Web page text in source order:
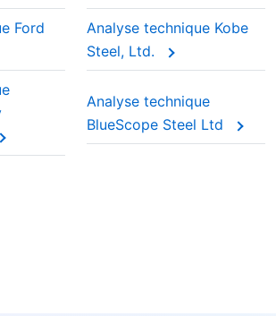
Ford
Analyse technique Kobe
Steel, Ltd.
Analyse technique
BlueScope Steel Ltd